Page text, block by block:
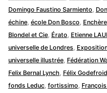
Domingo Faustino Sarmiento,
échine, école Don Bosco, Enchère
Blondel et Cie, Érato, Etienne
universelle de Londres,
universelle illustrée, Fédération
Felix Bernal Lynch, Félix Godefroid
fonds Leduc, fortissimo,